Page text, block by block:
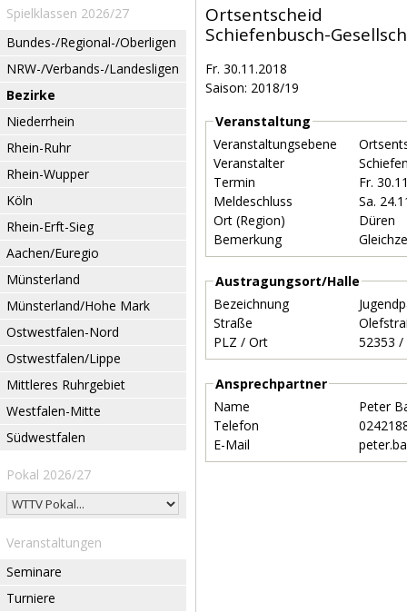
Spielklassen 2026/27
Bundes-/Regional-/Oberligen
NRW-/Verbands-/Landesligen
Bezirke
Niederrhein
Rhein-Ruhr
Rhein-Wupper
Köln
Rhein-Erft-Sieg
Aachen/Euregio
Münsterland
Münsterland/Hohe Mark
Ostwestfalen-Nord
Ostwestfalen/Lippe
Mittleres Ruhrgebiet
Westfalen-Mitte
Südwestfalen
Pokal 2026/27
Veranstaltungen
Seminare
Turniere
Ortsentscheid
Schiefenbusch-
Fr. 30.11.2018
Saison: 2018/19
Veranstaltung
Veranstaltungsebene
Veranstalter
Termin
Fr.
Meldeschluss
Sa.
Ort (Region)
Düren
Bemerkung
Austragungsort/Halle
Bezeichnung
Straße
PLZ / Ort
Ansprechpartner
Name
Peter
Telefon
E-Mail